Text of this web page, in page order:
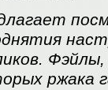
ржака